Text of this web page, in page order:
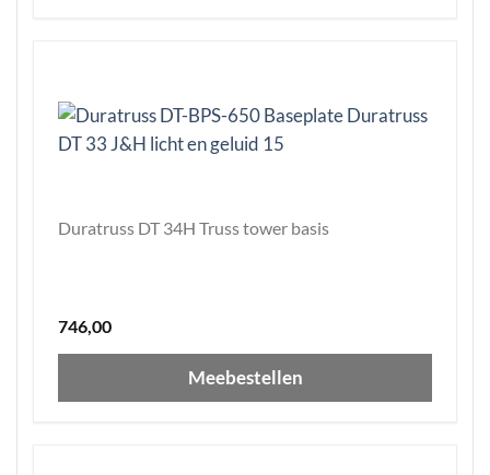
Duratruss DT 34H Truss tower basis
746,00
Meebestellen